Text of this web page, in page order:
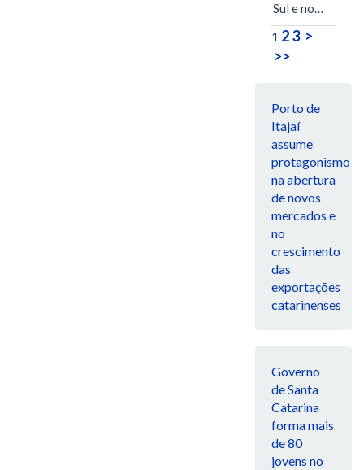
Sul e no…
1 23 >
>>
Porto de
Itajaí
assume
protagonismo
na abertura
de novos
mercados e
no
crescimento
das
exportações
catarinenses
Governo
de Santa
Catarina
forma mais
de 80
jovens no